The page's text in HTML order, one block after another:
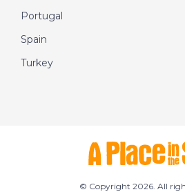
Portugal
Spain
Turkey
© Copyright 2026. All